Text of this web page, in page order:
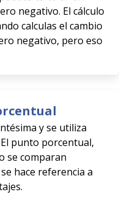
negativo. El cálculo
calculas el cambio
negativo, pero eso
y se utiliza
punto porcentual,
se comparan
hace referencia a